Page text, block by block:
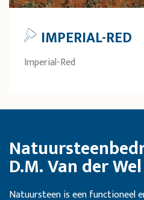
IMPERIAL-RED
Imperial-Red
D.M. Van der
Natuursteen is een functioneel